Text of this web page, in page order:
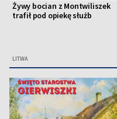
Żywy bocian z Montwiliszek
trafił pod opiekę służb
LITWA